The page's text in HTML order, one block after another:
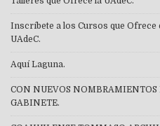
Inscríbete a los Cursos que Ofrece
UAdeC.
Aquí Laguna.
CON NUEVOS NOMBRAMIENTOS
GABINETE.